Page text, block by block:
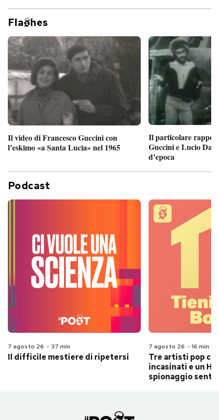
Fla hes
Il video di Francesco Guccini con
l’eskimo «a Santa Lucia» nel 1965
Il particolare
Guccini e Lucio
d’epoca
Podcast
7 agosto 26 - 37 min
Il difficile mestiere di ripetersi
7 agosto 26 - 16 min
Tre artisti pop
incasinati e un
spionaggio